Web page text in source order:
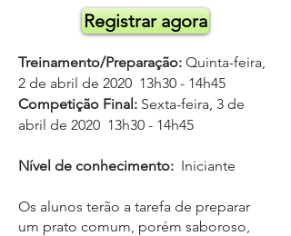
Registrar agora
Treinamento/Preparação: Quinta-feira,
2 de abril de 2020 13h30 - 14h45
Competição Final: Sexta-feira, 3 de
abril de 2020 13h30 - 14h45
Nível de conhecimento: Iniciante
Os alunos terão a tarefa de preparar
um prato comum, porém saboroso,